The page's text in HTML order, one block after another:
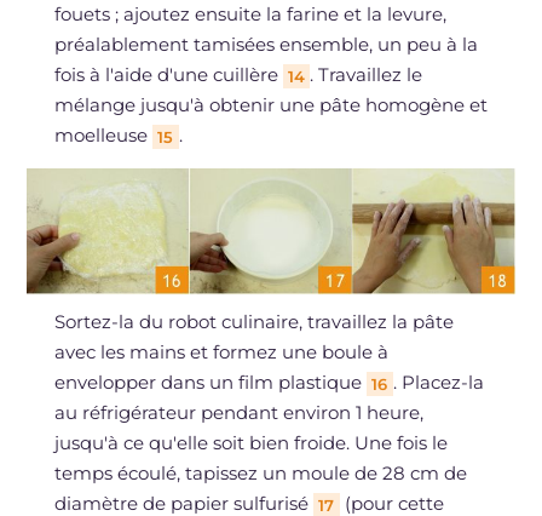
fouets ; ajoutez ensuite la farine et la levure,
préalablement tamisées ensemble, un peu à la
fois à l'aide d'une cuillère 14 . Travaillez le
mélange jusqu'à obtenir une pâte homogène et
moelleuse 15 .
Sortez-la du robot culinaire, travaillez la pâte
avec les mains et formez une boule à
envelopper dans un film plastique 16 . Placez-la
au réfrigérateur pendant environ 1 heure,
jusqu'à ce qu'elle soit bien froide. Une fois le
temps écoulé, tapissez un moule de 28 cm de
diamètre de papier sulfurisé 17
(pour cette